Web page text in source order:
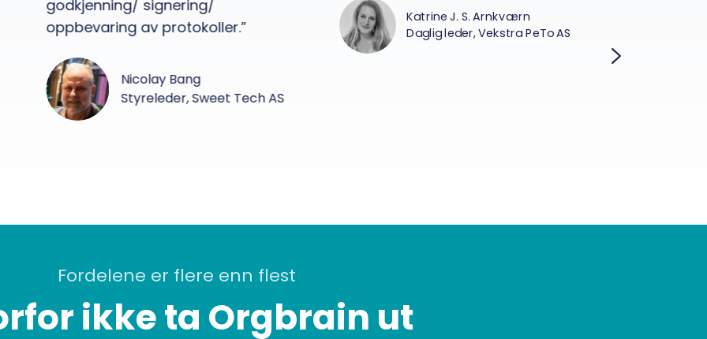
godkjenning/ signering/
oppbevaring av protokoller.”
Nicolay Bang
Styreleder, Sweet Tech AS
Katrine J. S. Arnkværn
Daglig leder, Vekstra PeTo AS
Fordelene er flere enn flest
ikke ta Orgbrain ut